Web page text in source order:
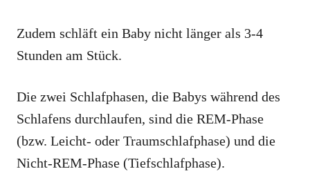
Zudem schläft ein Baby nicht länger als 3-4
Stunden am Stück.
Die zwei Schlafphasen, die Babys während des
Schlafens durchlaufen, sind die REM-Phase
(bzw. Leicht- oder Traumschlafphase) und die
Nicht-REM-Phase (Tiefschlafphase).